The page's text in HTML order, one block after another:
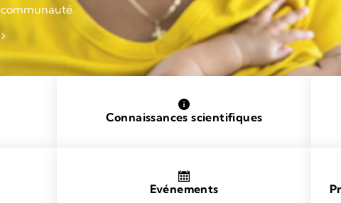
Connaissances scientifiques
Evénements